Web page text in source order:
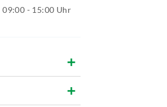
09:00 - 15:00 Uhr